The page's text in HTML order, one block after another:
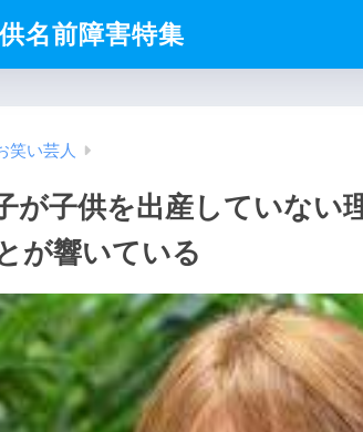
名前障害特集
笑い芸人
が子供を出産していない
が響いている